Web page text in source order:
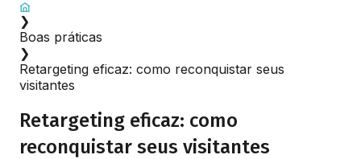
Início
❯
Boas práticas
❯
Retargeting eficaz: como reconquistar seus
visitantes
Retargeting eficaz: como
reconquistar seus visitantes